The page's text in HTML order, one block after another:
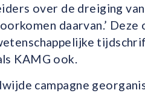
over de dreiging
daarvan.’
KAMG ook.
campagne